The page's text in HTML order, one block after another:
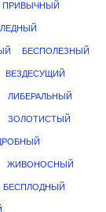
ПРИВЫЧНЫЙ
БЕСПОЛЕЗНЫЙ
ВЕЗДЕСУЩИЙ
ЛИБЕРАЛЬНЫЙ
ЗОЛОТИСТЫЙ
ЖИВОНОСНЫЙ
БЕСПЛОДНЫЙ